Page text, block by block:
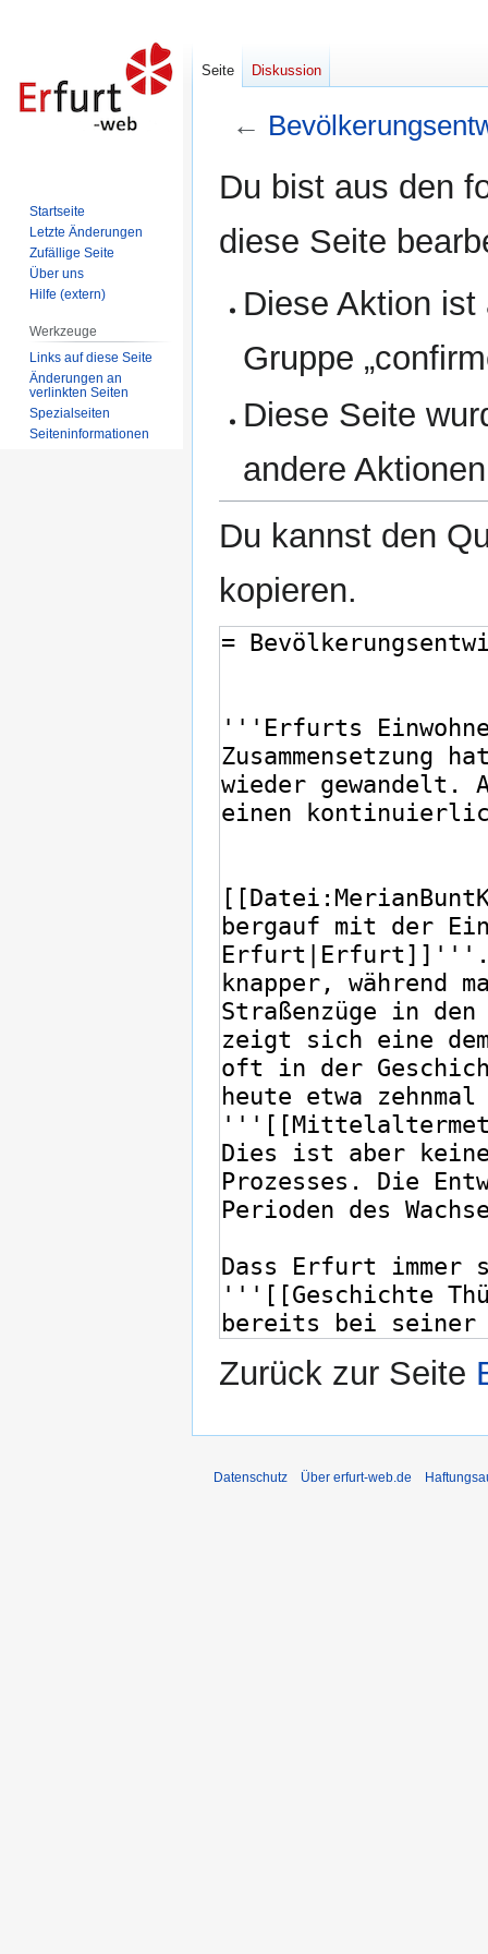
←
Zur
Navigation
Zur
Suche
Du bist aus den
diese Seite
Diese Aktion
Gruppe
Diese Seite
andere
Du kannst den
kopieren.
Zurück zur Seite
Seite Diskussion
Startseite
Letzte Änderungen
Zufällige Seite
Über uns
Hilfe (extern)
Werkzeuge
Links auf diese Seite
Änderungen an
verlinkten Seiten
Spezialseiten
Seiten­informationen
Datenschutz Über erfurt-web.de